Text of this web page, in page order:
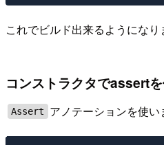
これでビルド出来るようになり
コンストラクタでassert
Assert アノテーションを使い